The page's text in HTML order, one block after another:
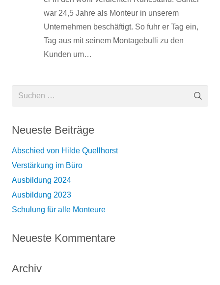
war 24,5 Jahre als Monteur in unserem
Unternehmen beschäftigt. So fuhr er Tag ein,
Tag aus mit seinem Montagebulli zu den
Kunden um…
Suchen
Neueste Beiträge
Abschied von Hilde Quellhorst
Verstärkung im Büro
Ausbildung 2024
Ausbildung 2023
Schulung für alle Monteure
Neueste Kommentare
Archiv